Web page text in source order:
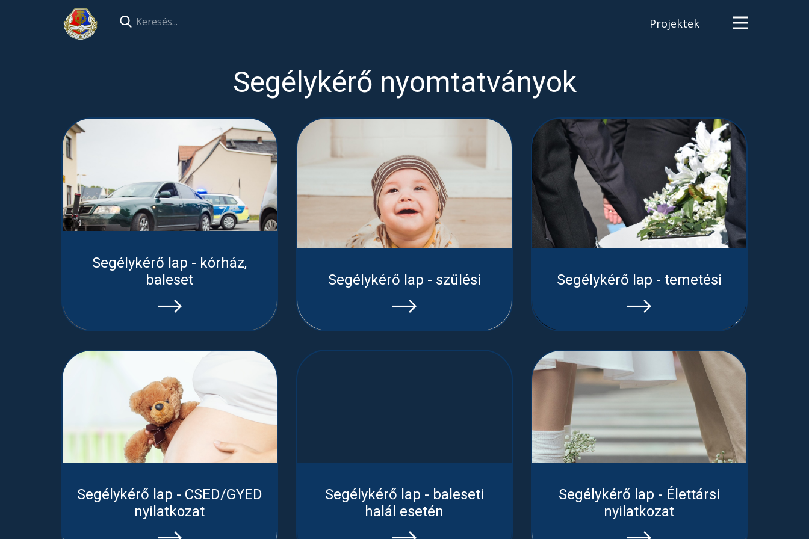
Projektek
Segélykérő nyomtatványok
Segélykérő lap - kórház,
baleset
Segélykérő lap - szülési Segélykérő lap - temetési
Segélykérő lap - CSED/GYED
nyilatkozat
Segélykérő lap - baleseti
halál esetén
Segélykérő lap - Élettársi
nyilatkozat